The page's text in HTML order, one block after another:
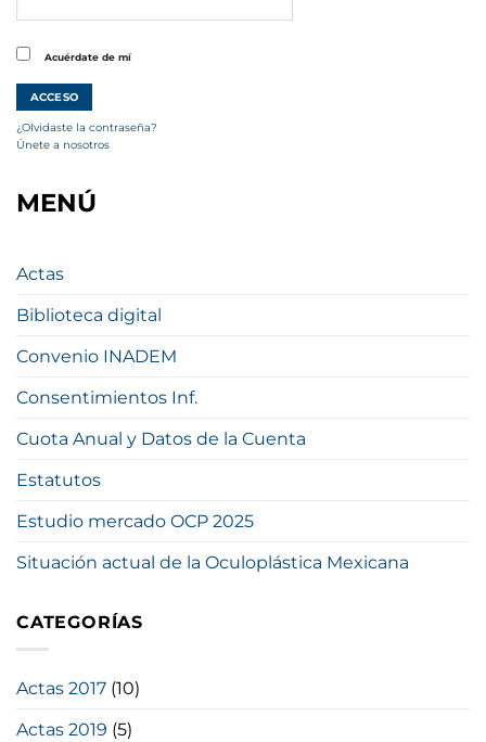
Acuérdate de mí
¿Olvidaste la contraseña?
Únete a nosotros
MENÚ
Actas
Biblioteca digital
Convenio INADEM
Consentimientos Inf.
Cuota Anual y Datos de la Cuenta
Estatutos
Estudio mercado OCP 2025
Situación actual de la Oculoplástica Mexicana
CATEGORÍAS
Actas 2017 (10)
Actas 2019 (5)